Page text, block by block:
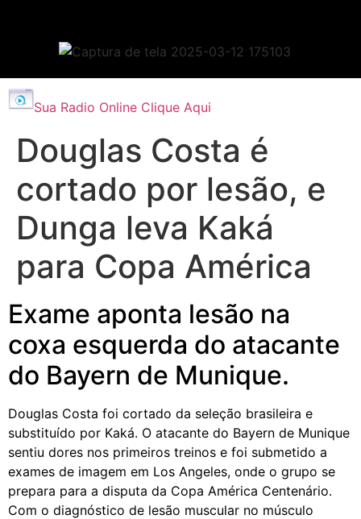
Sua Radio Online Clique Aqui
Douglas Costa é
cortado por lesão, e
Dunga leva Kaká
para Copa América
Exame aponta lesão na
coxa esquerda do atacante
do Bayern de Munique.
Douglas Costa foi cortado da seleção brasileira e
substituído por Kaká. O atacante do Bayern de Munique
sentiu dores nos primeiros treinos e foi submetido a
exames de imagem em Los Angeles, onde o grupo se
prepara para a disputa da Copa América Centenário.
Com o diagnóstico de lesão muscular no músculo